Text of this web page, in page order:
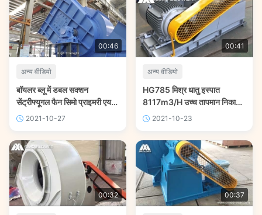
00:46
अन्य वीडियो
बॉयलर ब्लू में डबल सक्शन
सेंट्रीफ्यूगल फैन सिमो प्राइमरी एयर
फैन2021-10-27
00:41
अन्य वीडियो
HG785 मिश्र धातु इस्पात
8117m3/H उच्च तापमान निकास
पंखा केन्द्रापसारक ब्लोअर
2021-10-23
00:32 00:37